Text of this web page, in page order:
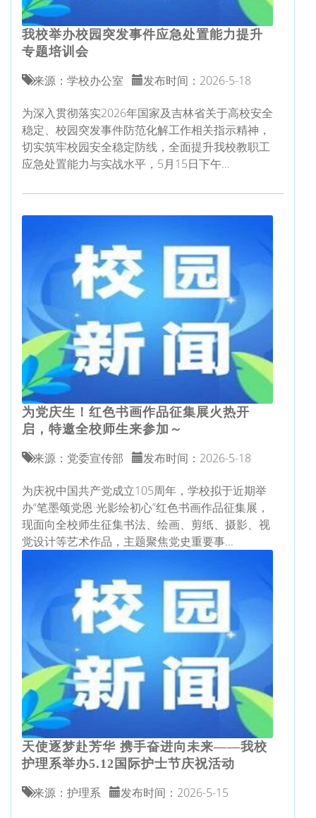
我校举办校园突发事件应急处置能力提升
专题培训会
来源：学校办公室 发布时间：2026-5-18
为深入贯彻落实2026年国家及吉林省关于高校安全
稳定、校园突发事件防范化解工作相关指示精神，
切实筑牢校园安全稳定防线，全面提升我校教职工
应急处置能力与实战水平，5月15日下午...
为党庆生！红色书画作品征集展火热开
启，特邀全校师生来参加～
来源：党委宣传部 发布时间：2026-5-18
为庆祝中国共产党成立105周年，学校拟于近期举
办“笔墨颂党恩·光影绘初心”红色书画作品征集展，
现面向全校师生征集书法、绘画、剪纸、摄影、视
觉设计等艺术作品，主题聚焦党史重要事...
天使逐梦赴芳华 携手奋进向未来——我校
护理系举办5.12国际护士节庆祝活动
来源：护理系 发布时间：2026-5-15